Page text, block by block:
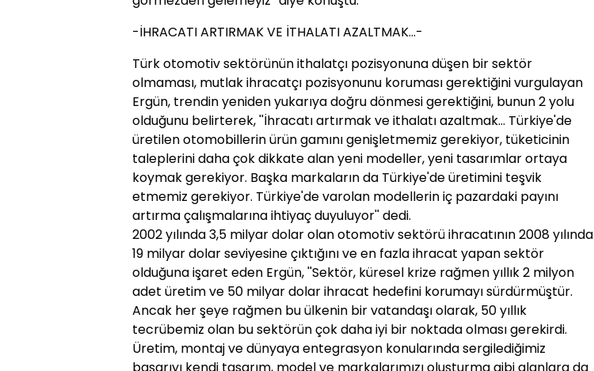
-İHRACATI ARTIRMAK VE İTHALATI AZALTMAK...-
Türk otomotiv sektörünün ithalatçı pozisyonuna düşen bir sektör
olmaması, mutlak ihracatçı pozisyonunu koruması gerektiğini vurgulayan
Ergün, trendin yeniden yukarıya doğru dönmesi gerektiğini, bunun 2 yolu
olduğunu belirterek, ''İhracatı artırmak ve ithalatı azaltmak... Türkiye'de
üretilen otomobillerin ürün gamını genişletmemiz gerekiyor, tüketicinin
taleplerini daha çok dikkate alan yeni modeller, yeni tasarımlar ortaya
koymak gerekiyor. Başka markaların da Türkiye'de üretimini teşvik
etmemiz gerekiyor. Türkiye'de varolan modellerin iç pazardaki payını
artırma çalışmalarına ihtiyaç duyuluyor'' dedi.
2002 yılında 3,5 milyar dolar olan otomotiv sektörü ihracatının 2008 yılında
19 milyar dolar seviyesine çıktığını ve en fazla ihracat yapan sektör
olduğuna işaret eden Ergün, ''Sektör, küresel krize rağmen yıllık 2 milyon
adet üretim ve 50 milyar dolar ihracat hedefini korumayı sürdürmüştür.
Ancak her şeye rağmen bu ülkenin bir vatandaşı olarak, 50 yıllık
tecrübemiz olan bu sektörün çok daha iyi bir noktada olması gerekirdi.
Üretim, montaj ve dünyaya entegrasyon konularında sergilediğimiz